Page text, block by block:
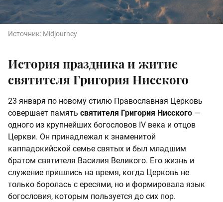
Источник: Midjourney
История праздника и житие
святителя Григория Нисского
23 января по новому стилю Православная Церковь
совершает память святителя Григория Нисского —
одного из крупнейших богословов IV века и отцов
Церкви. Он принадлежал к знаменитой
каппадокийской семье святых и был младшим
братом святителя Василия Великого. Его жизнь и
служение пришлись на время, когда Церковь не
только боролась с ересями, но и формировала язык
богословия, которым пользуется до сих пор.